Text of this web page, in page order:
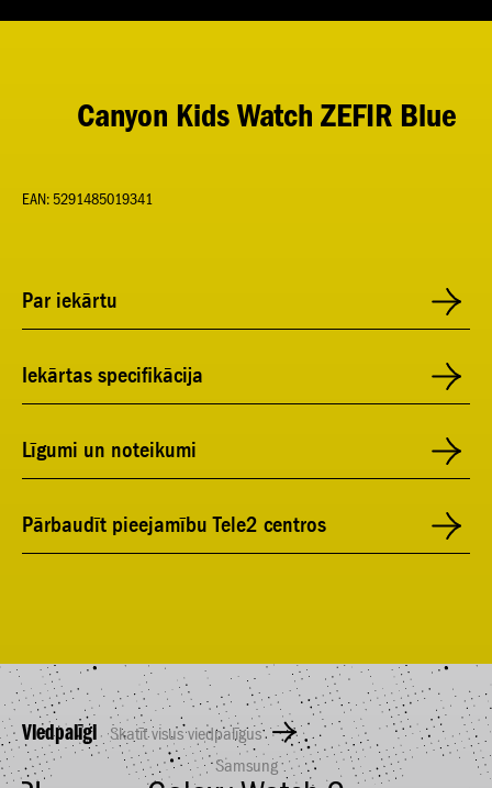
Canyon Kids Watch ZEFIR Blue
EAN: 5291485019341
Par iekārtu
Iekārtas specifikācija
Līgumi un noteikumi
Pārbaudīt pieejamību Tele2 centros
Viedpalīgi Skatīt visus viedpalīgus
Samsung